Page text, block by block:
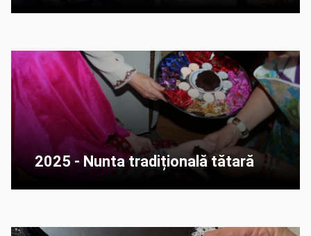
2025 - Nunta tradițională tătară